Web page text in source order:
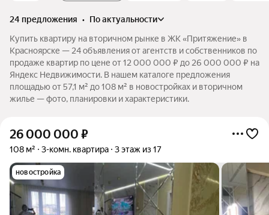
24 предложения •
по актуальности
Купить квартиру на вторичном рынке в ЖК «Притяжение» в
Красноярске — 24 объявления от агентств и собственников по
продаже квартир по цене от 12 000 000 ₽ до 26 000 000 ₽ на
Яндекс Недвижимости. В нашем каталоге предложения
площадью от 57,1 м² до 108 м² в новостройках и вторичном
жилье — фото, планировки и характеристики.
26 000 000 ₽
108 м² 3-комн. квартира 3 этаж из 17
новостройка